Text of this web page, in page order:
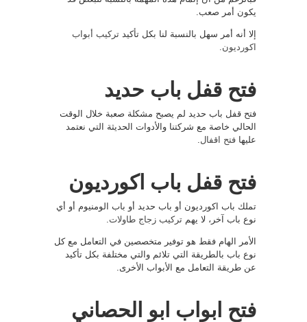
يكون أمر صعب.
إلا أنه أمر سهل بالنسبة لنا بكل تأكيد تركيب أبواب
اكورديون
فتح قفل باب حديد
فتح قفل باب حديد لم يصبح مشكلة صعبة خلال الوقت
الحالي خاصة مع شركتنا والأدوات الحديثة التي نعتمد
عليها فتح اقفال
فتح قفل باب اكورديون
تملك باب اكورديون أو باب حديد أو باب الومنيوم أو أي
نوع باب آخر، لا يهم تركيب زجاج طاولات
الأمر الهام فقط هو توفير متخصصين في التعامل مع كل
نوع باب بالطريقة التي تلائم والتي مختلفة بكل تأكيد
عن طريقة التعامل مع الأبواب الأخرى.
فتح ابواب ابو الحصاني